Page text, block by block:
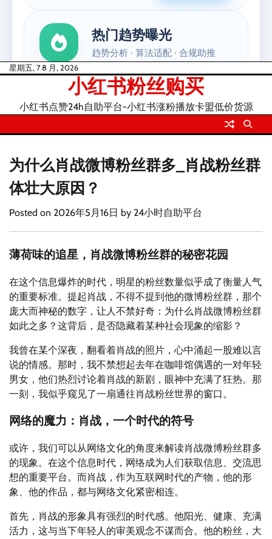
Skip星期五, 7 8 月, 2026
小红书粉丝购买
小红书点赞24h自助平台-小红书涨粉播放卡盟低价货源
为什么肖战微博粉丝群多_肖战粉丝群
体壮大原因？
Posted on 2026年5月16日 by 24小时自助平台
薄荷味的追星，肖战微博粉丝群的秘密花园
在这个信息爆炸的时代，明星的粉丝数量似乎成了衡量人气
的重要标准。提起肖战，不得不提到他的微博粉丝群，那个
庞大而神秘的数字，让人不禁好奇：为什么肖战微博粉丝群
如此之多？这背后，是否隐藏着某种社会现象的缩影？
我曾在某个深夜，翻看着肖战的照片，心中涌起一股难以言
说的情感。那时，我不禁想起去年在咖啡馆偶遇的一对年轻
男女，他们热烈讨论着肖战的新剧，眼神中充满了狂热。那
一刻，我似乎窥见了一扇通往肖战粉丝世界的窗口。
网络的魔力：肖战，一个时代的符号
或许，我们可以从网络文化的角度来解读肖战微博粉丝群多
的现象。在这个信息时代，网络成为人们获取信息、交流思
想的重要平台。而肖战，作为互联网时代的产物，他的形
象、他的作品，都与网络文化紧密相连。
首先，肖战的形象具有强烈的时代感。他阳光、健康、充满
活力，这与当下年轻人的审美观念不谋而合。他的粉丝，大